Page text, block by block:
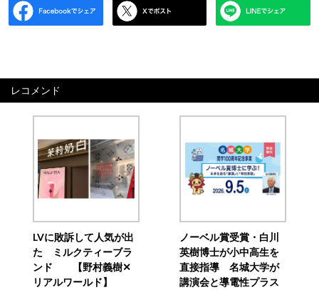
レコメンド
LVに敗訴して人気が出
た ミルクティーブラ
ンド 【野村義樹✕
リアルワールド】
ノーベル賞受賞・白川
英樹博士が小中高生を
直接指導 名城大学が
講演会と導電性プラス